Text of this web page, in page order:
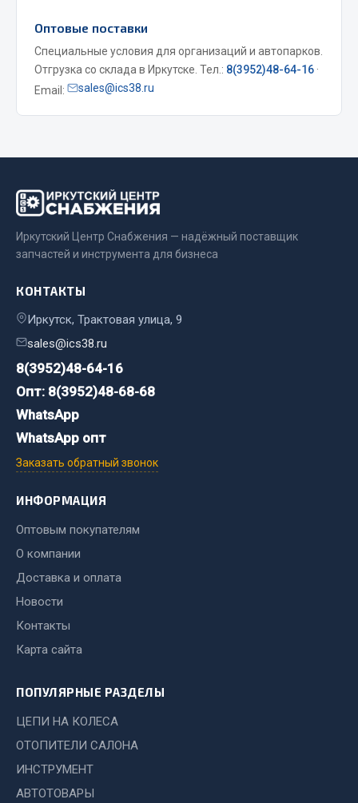
Столярный инструмент
Показать ещё
Весь раздел
Весь раздел
РТИ
Кольца уплотнительные
Манжеты
Паронит
Патрубки
Прокладки
Рукава высокого давления
Автомобильная электрика
Автолампы
Блоки реле и предохранителей
Вилки нагрузочные
Выключатели и переключатели клавишные
Выключатель массы
Показать ещё
Весь раздел
Оптовые поставки
Специальные условия для организаций и автопарков.
Отгрузка со склада в Иркутске. Тел.: 8(3952)48-64-16 ·
Email:
sales@ics38.ru
Иркутский Центр Снабжения — надёжный поставщик
запчастей и инструмента для бизнеса
КОНТАКТЫ
Иркутск, Трактовая улица, 9
sales@ics38.ru
8(3952)48-64-16
Опт: 8(3952)48-68-68
WhatsApp
WhatsApp опт
Заказать обратный звонок
ИНФОРМАЦИЯ
Оптовым покупателям
О компании
Доставка и оплата
Новости
Контакты
Карта сайта
ПОПУЛЯРНЫЕ РАЗДЕЛЫ
ЦЕПИ НА КОЛЕСА
ОТОПИТЕЛИ САЛОНА
ИНСТРУМЕНТ
АВТОТОВАРЫ